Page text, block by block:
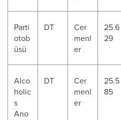
Parti
otob
üsü
DT
Cer
menl
er
25.6
29
Alco
holic
s
Ano
DT
Cer
menl
er
25.5
85